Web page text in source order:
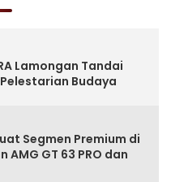
Lamongan Tandai
Budaya
Segmen Premium di
AMG GT 63 PRO dan